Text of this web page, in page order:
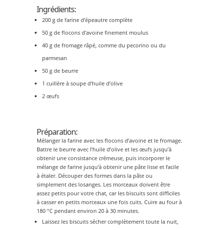
Ingrédients:
200 g de farine d’épeautre complète
50 g de flocons d’avoine finement moulus
40 g de fromage râpé, comme du pecorino ou du
parmesan
50 g de beurre
1 cuillère à soupe d’huile d’olive
2 œufs
Préparation:
Mélanger la farine avec les flocons d’avoine et le fromage.
Battre le beurre avec l’huile d’olive et les œufs jusqu’à
obtenir une consistance crémeuse, puis incorporer le
mélange de farine jusqu’à obtenir une pâte lisse et facile
à étaler. Découper des formes dans la pâte ou
simplement des losanges. Les morceaux doivent être
assez petits pour votre chat, car les biscuits sont difficiles
à casser en petits morceaux une fois cuits. Cuire au four à
180 °C pendant environ 20 à 30 minutes.
Laissez les biscuits sécher complètement toute la nuit,